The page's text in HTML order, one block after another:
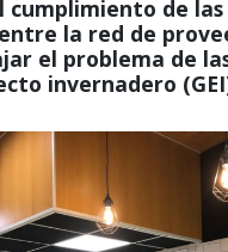
cumplimiento de
la red de
el problema de
invernadero